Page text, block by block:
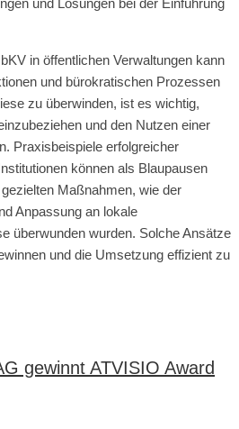
in öffentlichen Verwaltungen kann
und bürokratischen Prozessen
zu überwinden, ist es wichtig,
und den Nutzen einer
Praxisbeispiele erfolgreicher
können als Blaupausen
Maßnahmen, wie der
Anpassung an lokale
überwunden wurden. Solche Ansätze
und die Umsetzung effizient zu
gewinnt ATVISIO Award